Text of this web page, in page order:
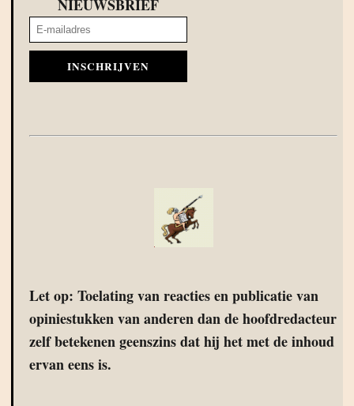
NIEUWSBRIEF
INSCHRIJVEN
Let op: Toelating van reacties en publicatie van
opiniestukken van anderen dan de hoofdredacteur
zelf betekenen geenszins dat hij het met de inhoud
ervan eens is.